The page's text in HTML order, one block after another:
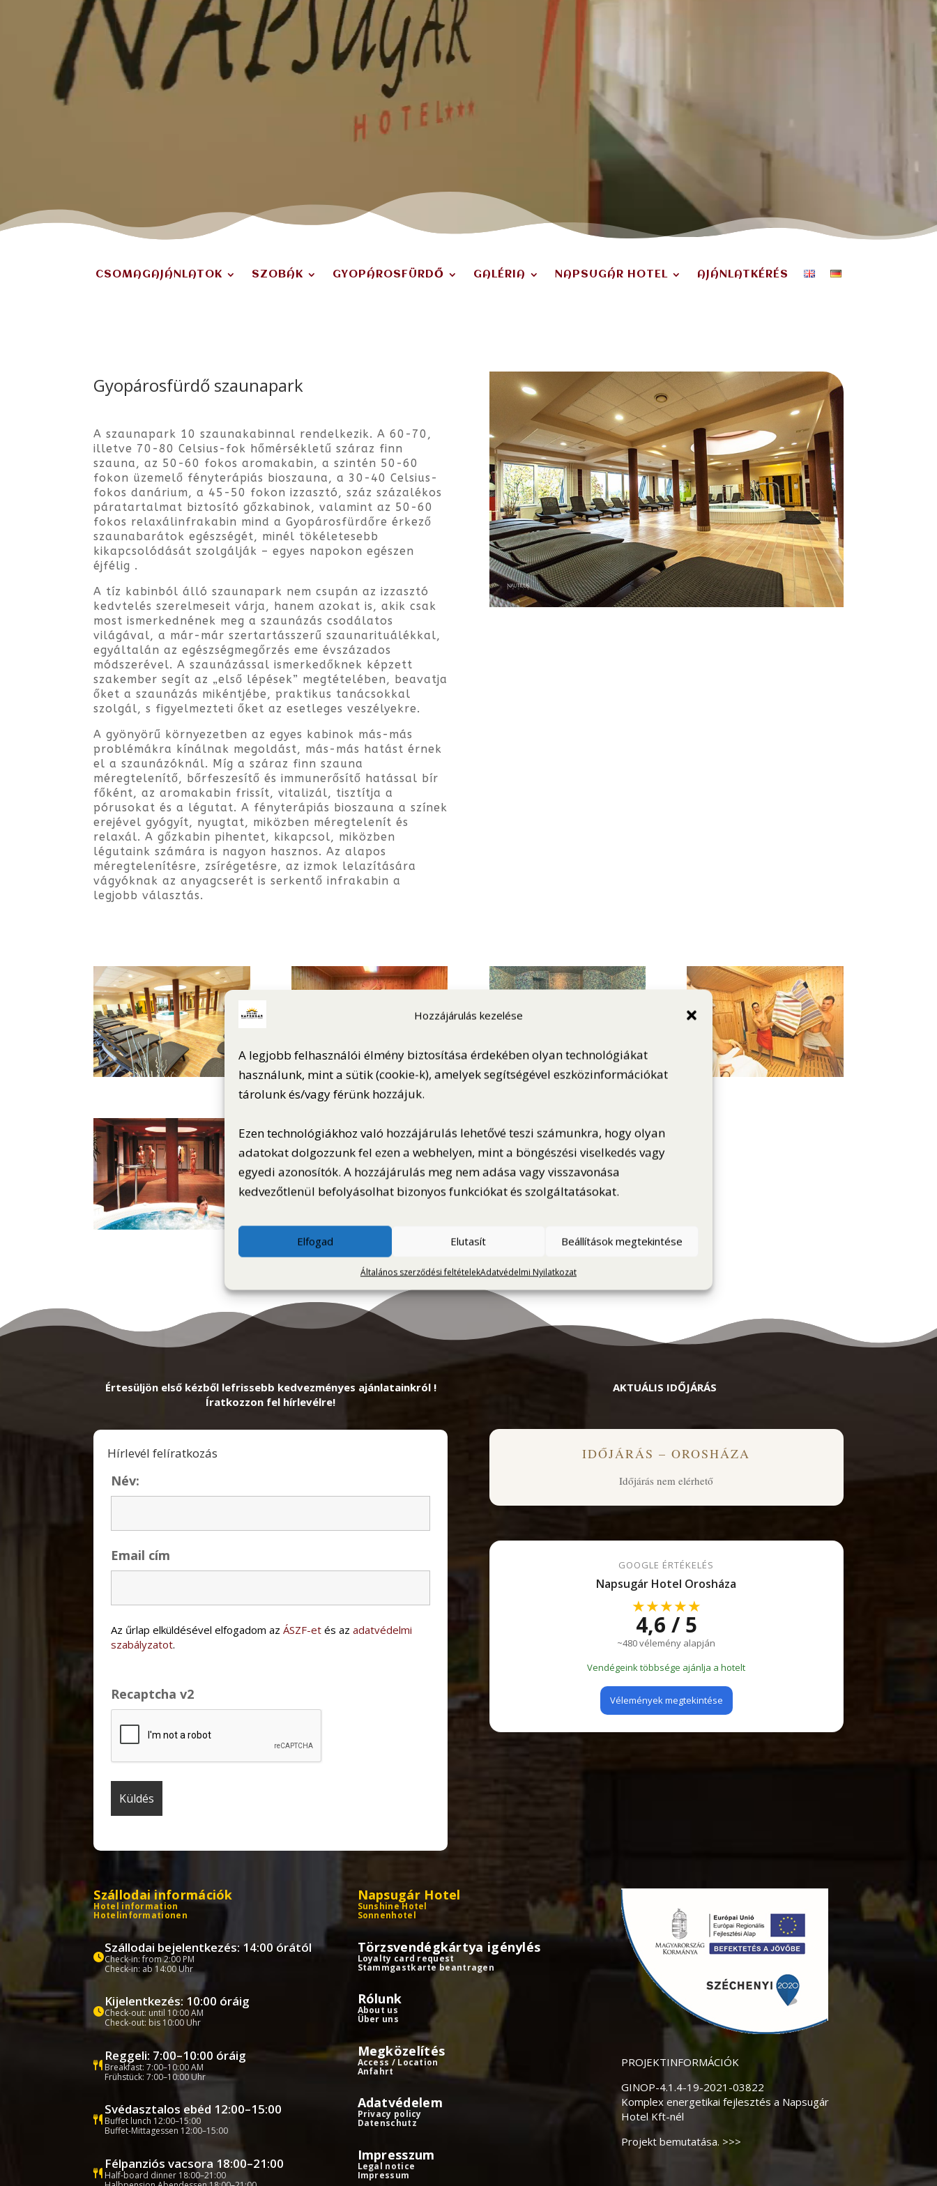
Hozzájárulás kezelése
A legjobb felhasználói élmény biztosítása érdekében olyan technológiákat
használunk, mint a sütik (cookie-k), amelyek segítségével eszközinformációkat
tárolunk és/vagy férünk hozzájuk.
Ezen technológiákhoz való hozzájárulás lehetővé teszi számunkra, hogy olyan
adatokat dolgozzunk fel ezen a webhelyen, mint a böngészési viselkedés vagy
egyedi azonosítók. A hozzájárulás meg nem adása vagy visszavonása
kedvezőtlenül befolyásolhat bizonyos funkciókat és szolgáltatásokat.
Elfogad Elutasít Beállítások megtekintése
Általános szerződési feltételekAdatvédelmi Nyilatkozat
CSOMAGAJÁNLATOK SZOBÁK GYOPÁROSFÜRDŐ GALÉRIA NAPSUGÁR HOTEL AJÁNLATKÉRÉS
Gyopárosfürdő szaunapark
A szaunapark 10 szaunakabinnal rendelkezik. A 60-70,
illetve 70-80 Celsius-fok hőmérsékletű száraz finn
szauna, az 50-60 fokos aromakabin, a szintén 50-60
fokon üzemelő fényterápiás bioszauna, a 30-40 Celsius-
fokos danárium, a 45-50 fokon izzasztó, száz százalékos
páratartalmat biztosító gőzkabinok, valamint az 50-60
fokos relaxálinfrakabin mind a Gyopárosfürdőre érkező
szaunabarátok egészségét, minél tökéletesebb
kikapcsolódását szolgálják – egyes napokon egészen
éjfélig .
A tíz kabinból álló szaunapark nem csupán az izzasztó
kedvtelés szerelmeseit várja, hanem azokat is, akik csak
most ismerkednének meg a szaunázás csodálatos
világával, a már-már szertartásszerű szaunarituálékkal,
egyáltalán az egészségmegőrzés eme évszázados
módszerével. A szaunázással ismerkedőknek képzett
szakember segít az „első lépések” megtételében, beavatja
őket a szaunázás mikéntjébe, praktikus tanácsokkal
szolgál, s figyelmezteti őket az esetleges veszélyekre.
A gyönyörű környezetben az egyes kabinok más-más
problémákra kínálnak megoldást, más-más hatást érnek
el a szaunázóknál. Míg a száraz finn szauna
méregtelenítő, bőrfeszesítő és immunerősítő hatással bír
főként, az aromakabin frissít, vitalizál, tisztítja a
pórusokat és a légutat. A fényterápiás bioszauna a színek
erejével gyógyít, nyugtat, miközben méregtelenít és
relaxál. A gőzkabin pihentet, kikapcsol, miközben
légutaink számára is nagyon hasznos. Az alapos
méregtelenítésre, zsírégetésre, az izmok lelazítására
vágyóknak az anyagcserét is serkentő infrakabin a
legjobb választás.
Értesüljön első kézből lefrissebb kedvezményes ajánlatainkról !
Íratkozzon fel hírlevélre!
Hírlevél felíratkozás
Név:
Email cím
Az űrlap elküldésével elfogadom azÁSZF-et és azadatvédelmi
szabályzatot.
Recaptcha v2
AKTUÁLIS IDŐJÁRÁS
IDŐJÁRÁS – OROSHÁZA
Időjárás nem elérhető
GOOGLE ÉRTÉKELÉS
Napsugár Hotel Orosháza
★★★★★
4,6 / 5
~480 vélemény alapján
Vendégeink többsége ajánlja a hotelt
Vélemények megtekintése
Szállodai információk
Hotel information
Hotelinformationen
Szállodai bejelentkezés: 14:00 órától
Check-in: from 2:00 PM
Check-in: ab 14:00 Uhr
Kijelentkezés: 10:00 óráig
Check-out: until 10:00 AM
Check-out: bis 10:00 Uhr
Reggeli: 7:00–10:00 óráig
Breakfast: 7:00–10:00 AM
Frühstück: 7:00–10:00 Uhr
Svédasztalos ebéd 12:00–15:00
Buffet lunch 12:00–15:00
Buffet-Mittagessen 12:00–15:00
Félpanziós vacsora 18:00–21:00
Half-board dinner 18:00–21:00
Napsugár Hotel
Sunshine Hotel
Sonnenhotel
Törzsvendégkártya igénylés
Loyalty card request
Stammgastkarte beantragen
Rólunk
About us
Über uns
Megközelítés
Access / Location
Anfahrt
Adatvédelem
Privacy policy
Datenschutz
Impresszum
Legal notice
Impressum
PROJEKTINFORMÁCIÓK
GINOP-4.1.4-19-2021-03822
Komplex energetikai fejlesztés a Napsugár
Hotel Kft-nél
Projekt bemutatása. >>>